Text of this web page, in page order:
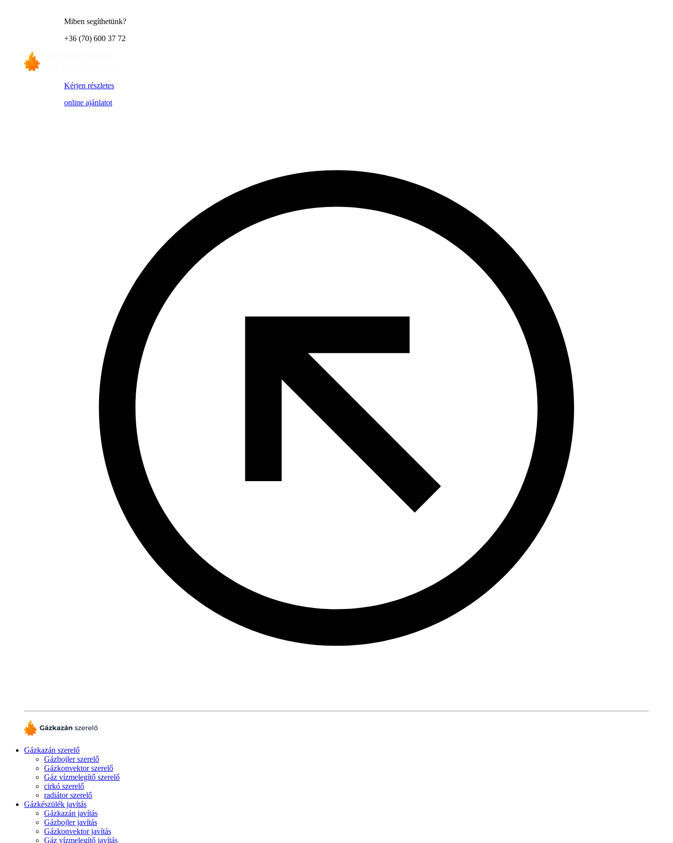
Miben segíthetünk?
+36 (70) 600 37 72
Kérjen részletes
online ajánlatot
Gázkazán szerelő
Gázbojler szerelő
Gázkonvektor szerelő
Gáz vízmelegítő szerelő
cirkó szerelő
radiátor szerelő
Gázkészülék javítás
Gázkazán javítás
Gázbojler javítás
Gázkonvektor javítás
Gáz vízmelegítő javítás